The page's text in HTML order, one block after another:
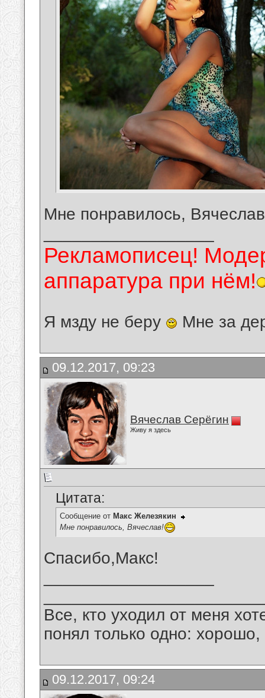
Мне понравилось,
Рекламописец!
аппаратура при нём!
Я мзду не беру Мне за
09.12.2017, 09:23
Вячеслав Серёгин
Живу я здесь
Цитата:
Сообщение от Макс Железякин
Мне понравилось, Вячеслав!
Спасибо,Макс!
Все, кто уходил от меня
понял только одно:
09.12.2017, 09:24